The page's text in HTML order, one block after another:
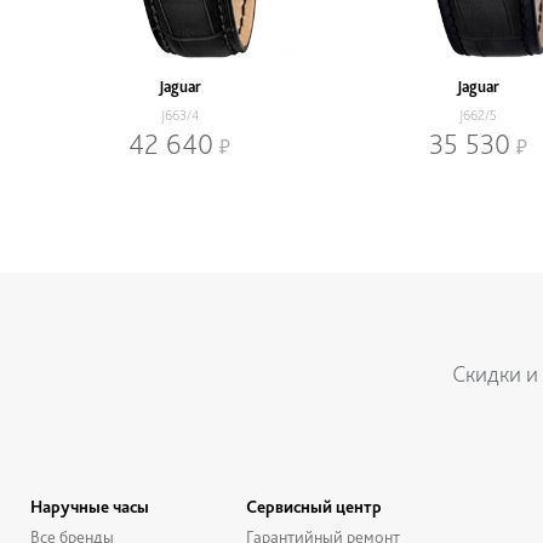
Jaguar
J663/4
42 640
Jaguar
J662/5
35 530
Скидки
Наручные часы
Все бренды
Сервисный центр
Гарантийный ремонт